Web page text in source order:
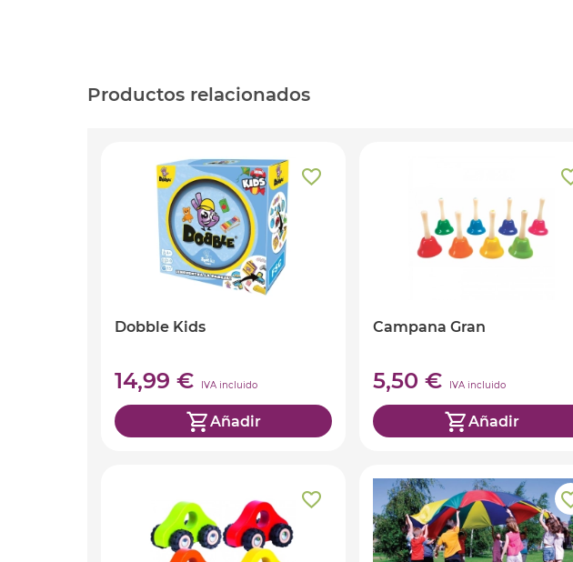
Productos relacionados
Dobble Kids
14,99 € IVA incluido
Añadir
Campana Gran
5,50 € IVA incluido
Añadir